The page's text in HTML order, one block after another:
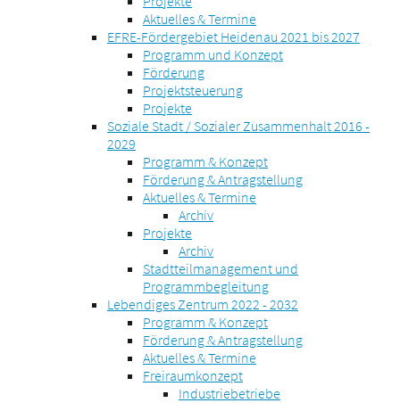
Aktuelles & Termine
EFRE-Fördergebiet Heidenau 2021 bis 2027
Programm und Konzept
Förderung
Projektsteuerung
Projekte
Soziale Stadt / Sozialer Zusammenhalt 2016 -
2029
Programm & Konzept
Förderung & Antragstellung
Aktuelles & Termine
Archiv
Projekte
Archiv
Stadtteilmanagement und
Programmbegleitung
Lebendiges Zentrum 2022 - 2032
Programm & Konzept
Förderung & Antragstellung
Aktuelles & Termine
Freiraumkonzept
Industriebetriebe